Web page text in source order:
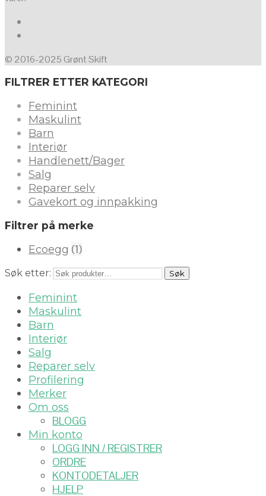
© 2016-2025 Grønt Skift
FILTRER ETTER KATEGORI
Feminint
Maskulint
Barn
Interiør
Handlenett/Bager
Salg
Reparer selv
Gavekort og innpakking
Filtrer på merke
Ecoegg (1)
Søk etter: Søk
Feminint
Maskulint
Barn
Interiør
Salg
Reparer selv
Profilering
Merker
Om oss
BLOGG
Min konto
LOGG INN / REGISTRER
ORDRE
KONTODETALJER
HJELP